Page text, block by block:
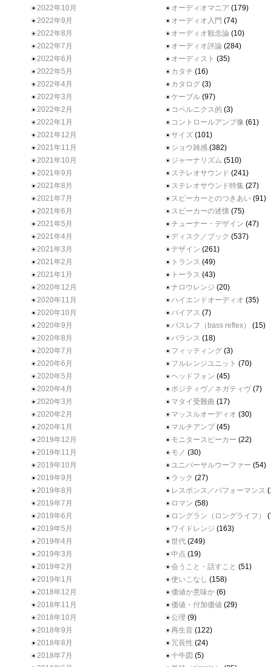
2022年10月
2022年9月
2022年8月
2022年7月
2022年6月
2022年5月
2022年4月
2022年3月
2022年2月
2022年1月
2021年12月
2021年11月
2021年10月
2021年9月
2021年8月
2021年7月
2021年6月
2021年5月
2021年4月
2021年3月
2021年2月
2021年1月
2020年12月
2020年11月
2020年10月
2020年9月
2020年8月
2020年7月
2020年6月
2020年5月
2020年4月
2020年3月
2020年2月
2020年1月
2019年12月
2019年11月
2019年10月
2019年9月
2019年8月
2019年7月
2019年6月
2019年5月
2019年4月
2019年3月
2019年2月
2019年1月
2018年12月
2018年11月
2018年10月
2018年9月
2018年8月
2018年7月
オーディオマニア (179)
オーディオ入門 (74)
オーディオ観念論 (10)
オーディオ評論 (284)
オーディスト (35)
カタチ (16)
カタログ (3)
ケーブル (97)
コペルニクス的 (3)
コントロールアンプ像 (61)
サイズ (101)
ショウ雑感 (382)
ジャーナリズム (510)
ステレオサウンド (241)
ステレオサウンド特集 (27)
スピーカーとのつきあい (91)
スピーカーの述懐 (75)
チューナー・デザイン (47)
ディスク／ブック (537)
デザイン (261)
トランス (49)
トーラス (43)
ナロウレンジ (20)
ハイエンドオーディオ (35)
バイアス (7)
バスレフ（bass reflex）
(15)
バランス (18)
フィッティング (3)
フルレンジユニット (70)
ヘッドフォン (45)
ポジティヴ／ネガティヴ(7)
マタイ受難曲 (17)
マッスルオーディオ (30)
マルチアンプ (45)
モニタースピーカー (22)
モノ (30)
ユニバーサルウーファー (54)
ラック (27)
レスポンス／パフォーマンス
ロマン (58)
ロングラン（ロングライフ）
ワイドレンジ (163)
世代 (249)
中点 (19)
会うこと・話すこと (51)
使いこなし (158)
価値か意味か (6)
価値・付加価値 (29)
公理 (9)
再生音 (122)
冗長性 (24)
十牛図 (5)